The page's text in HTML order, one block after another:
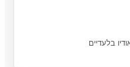
בלעדיים